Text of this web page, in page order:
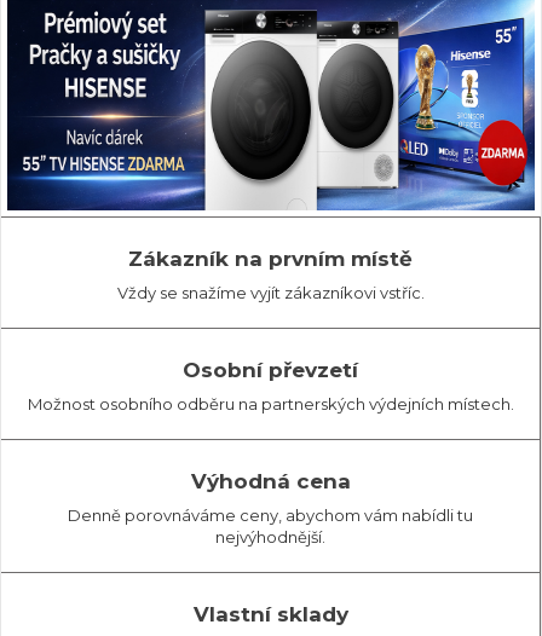
Zákazník na prvním místě
Vždy se snažíme vyjít zákazníkovi vstříc.
Osobní převzetí
Možnost osobního odběru na partnerských výdejních místech.
Výhodná cena
Denně porovnáváme ceny, abychom vám nabídli tu
nejvýhodnější.
Vlastní sklady